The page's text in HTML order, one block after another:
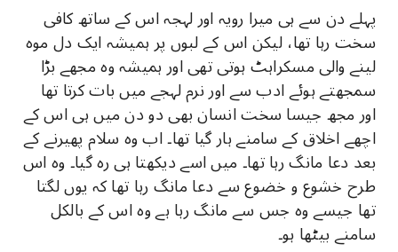
پہلے دن سے ہی میرا رویہ اور لہجہ اس کے ساتھ کافی
سخت رہا تھا، لیکن اس کے لبوں پر ہمیشہ ایک دل موہ
لینے والی مسکراہٹ ہوتی تھی اور ہمیشہ وہ مجھے بڑا
سمجھتے ہوئے ادب سے اور نرم لہجے میں بات کرتا تھا
اور مجھ جیسا سخت انسان بھی دو دن میں ہی اس کے
اچھے اخلاق کے سامنے ہار گیا تھا۔ اب وہ سلام پھیرنے کے
بعد دعا مانگ رہا تھا۔ میں اسے دیکھتا ہی رہ گیا۔ وہ اس
طرح خشوع و خضوع سے دعا مانگ رہا تھا کہ یوں لگتا
تھا جیسے وہ جس سے مانگ رہا ہے وہ اس کے بالکل
سامنے بیٹھا ہو۔